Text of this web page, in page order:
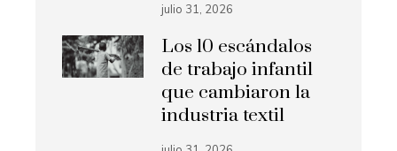
julio 31, 2026
Los 10 escándalos
de trabajo infantil
que cambiaron la
industria textil